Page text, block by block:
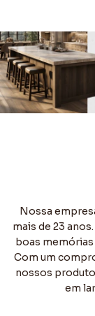
Nossa
mais de 23
boas
Com um
nossos
em